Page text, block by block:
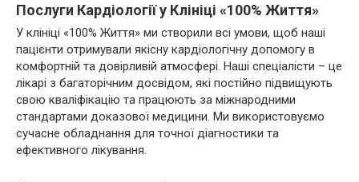
Послуги Кардіології у Клініці «100% Життя»
У клініці «100% Життя» ми створили всі умови, щоб наші
пацієнти отримували якісну кардіологічну допомогу в
комфортній та довірливій атмосфері. Наші спеціалісти – це
лікарі з багаторічним досвідом, які постійно підвищують
свою кваліфікацію та працюють за міжнародними
стандартами доказової медицини. Ми використовуємо
сучасне обладнання для точної діагностики та
ефективного лікування.